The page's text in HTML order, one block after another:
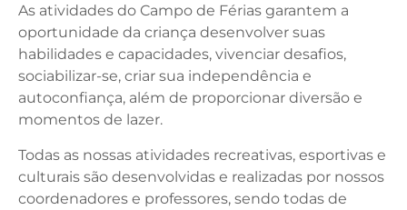
As atividades do Campo de Férias garantem a
oportunidade da criança desenvolver suas
habilidades e capacidades, vivenciar desafios,
sociabilizar-se, criar sua independência e
autoconfiança, além de proporcionar diversão e
momentos de lazer.
Todas as nossas atividades recreativas, esportivas e
culturais são desenvolvidas e realizadas por nossos
coordenadores e professores, sendo todas de